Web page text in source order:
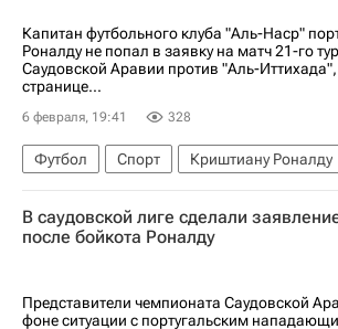
Капитан футбольного клуба "Аль-Наср"
Роналду не попал в заявку на матч 21-го
Саудовской Аравии против "Аль-
странице...
6 февраля, 19:41 328
Футбол Спорт
Криштиану Роналду
Аль-Наср
В саудовской лиге сделали
после бойкота Роналду
Представители чемпионата Саудовской
фоне ситуации с португальским